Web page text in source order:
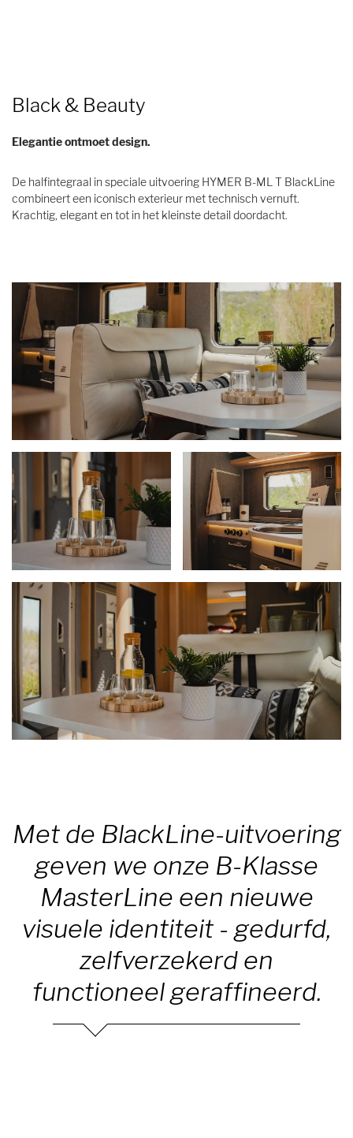
Black & Beauty
Elegantie ontmoet design.
De halfintegraal in speciale uitvoering HYMER B-ML T BlackLine
combineert een iconisch exterieur met technisch vernuft.
Krachtig, elegant en tot in het kleinste detail doordacht.
Met de BlackLine-uitvoering
geven we onze B-Klasse
MasterLine een nieuwe
visuele identiteit - gedurfd,
zelfverzekerd en
functioneel geraffineerd.